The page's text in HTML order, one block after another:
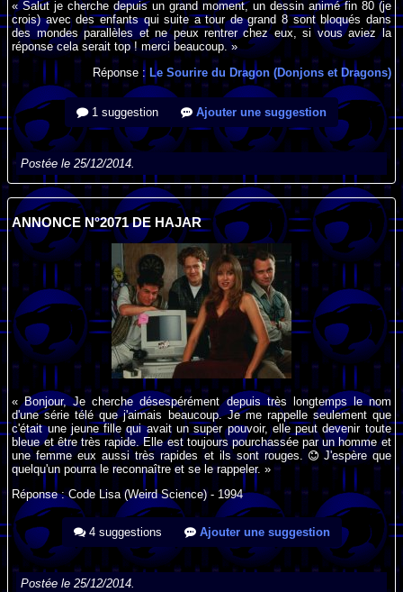
« Salut je cherche depuis un grand moment, un dessin animé fin 80 (je
crois) avec des enfants qui suite a tour de grand 8 sont bloqués dans
des mondes parallèles et ne peux rentrer chez eux, si vous aviez la
réponse cela serait top ! merci beaucoup. »
Réponse : Le Sourire du Dragon (Donjons et Dragons)
1 suggestion Ajouter une suggestion
Postée le 25/12/2014.
ANNONCE N°2071 DE HAJAR
« Bonjour, Je cherche désespérément depuis très longtemps le nom
d'une série télé que j'aimais beaucoup. Je me rappelle seulement que
c'était une jeune fille qui avait un super pouvoir, elle peut devenir toute
bleue et être très rapide. Elle est toujours pourchassée par un homme et
une femme eux aussi très rapides et ils sont rouges.
J'espère que
quelqu'un pourra le reconnaître et se le rappeler. »
Réponse : Code Lisa (Weird Science) - 1994
4 suggestions Ajouter une suggestion
Postée le 25/12/2014.